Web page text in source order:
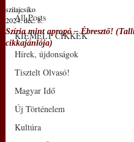
All Posts
KIEMELT CIKKEK
Hírek, újdonságok
Tisztelt Olvasó!
Magyar Idő
Új Történelem
Kultúra
Szíria mint apropó ‒ Ébresztő!
cikkajánlója)
szilajcsiko
2024. dec. 8.